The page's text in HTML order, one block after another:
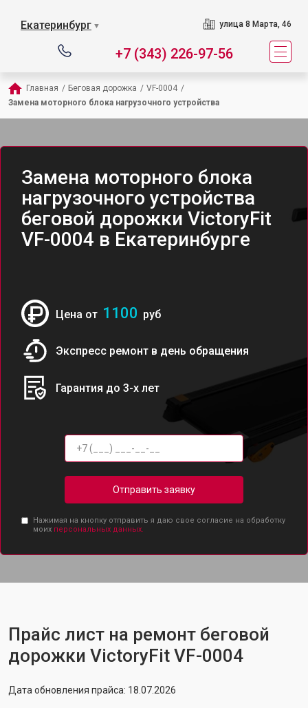
Екатеринбург ▼ улица 8 Марта, 46
+7 (343) 226-97-56
Главная / Беговая дорожка / VF-0004 /
Замена моторного блока нагрузочного устройства
Замена моторного блока
нагрузочного устройства
беговой дорожки VictoryFit
VF-0004 в Екатеринбурге
Цена от 1100 руб
Экспресс ремонт в день обращения
Гарантия до 3-х лет
Отправить заявку
Нажимая на кнопку отправить я даю свое согласие на обработку
моих персональных данных.
Прайс лист на ремонт беговой
дорожки VictoryFit VF-0004
Дата обновления прайса: 18.07.2026